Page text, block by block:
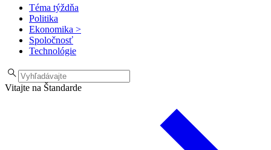
Téma týždňa
Politika
Ekonomika >
Spoločnosť
Technológie
Vitajte na Štandarde